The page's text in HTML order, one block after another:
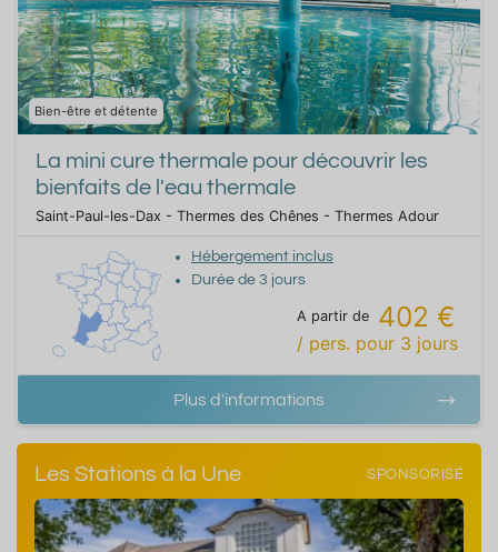
Bien-être et détente
La mini cure thermale pour découvrir les
bienfaits de l'eau thermale
Saint-Paul-les-Dax - Thermes des Chênes - Thermes Adour
Hébergement inclus
Durée de 3 jours
A partir de 402 €
/ pers. pour 3 jours
Plus d'informations
Les Stations à la Une SPONSORISÉ